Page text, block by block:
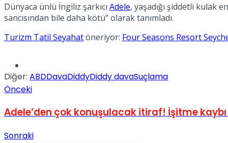
Dünyaca ünlü İngiliz şarkıcı Adele, yaşadığı şiddetli kulak
sancısından bile daha kötü” olarak tanımladı.
Turizm Tatil Seyahatöneriyor: Four Seasons Resort
Diğer: ABDDavaDiddyDiddy davaSuçlama
Önceki
Adele’den çok konuşulacak itiraf! İşitme kaybı
Sonraki